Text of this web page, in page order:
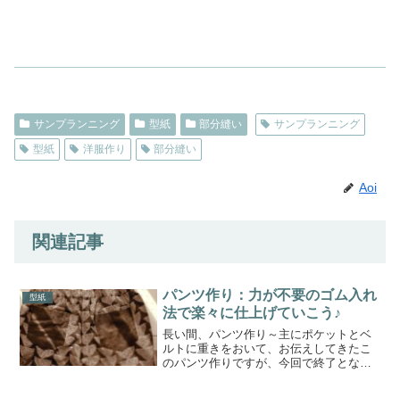
サンプランニング 型紙 部分縫い
サンプランニング
型紙
洋服作り 部分縫い
Aoi
関連記事
型紙
パンツ作り：力が不要のゴム入れ
法で楽々に仕上げていこう♪
長い間、パンツ作り～主にポケットとベ
ルトに重きをおいて、お伝えしてきたこ
のパンツ作りですが、今回で終了となり